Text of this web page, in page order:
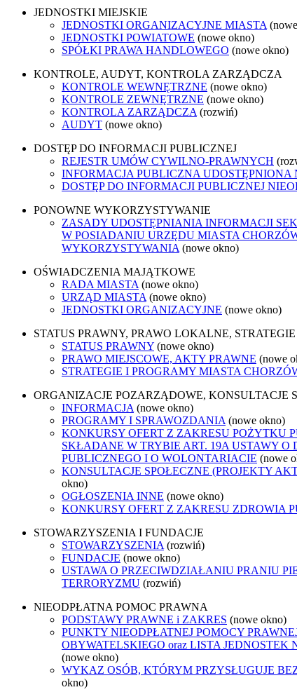
JEDNOSTKI MIEJSKIE
JEDNOSTKI ORGANIZACYJNE MIASTA
JEDNOSTKI POWIATOWE (nowe okno)
SPÓŁKI PRAWA HANDLOWEGO (nowe okno)
KONTROLE, AUDYT, KONTROLA ZARZĄDCZA
KONTROLE WEWNĘTRZNE (nowe okno)
KONTROLE ZEWNĘTRZNE (nowe okno)
KONTROLA ZARZĄDCZA (rozwiń)
AUDYT (nowe okno)
DOSTĘP DO INFORMACJI PUBLICZNEJ
REJESTR UMÓW CYWILNO-PRAWNYCH
INFORMACJA PUBLICZNA UDOSTĘPNIONA
DOSTĘP DO INFORMACJI PUBLICZNEJ
PONOWNE WYKORZYSTYWANIE
ZASADY UDOSTĘPNIANIA INFORMACJI
W POSIADANIU URZĘDU MIASTA
WYKORZYSTYWANIA (nowe okno)
OŚWIADCZENIA MAJĄTKOWE
RADA MIASTA (nowe okno)
URZĄD MIASTA (nowe okno)
JEDNOSTKI ORGANIZACYJNE (nowe okno)
STATUS PRAWNY, PRAWO LOKALNE,
STATUS PRAWNY (nowe okno)
PRAWO MIEJSCOWE, AKTY PRAWNE (nowe
STRATEGIE I PROGRAMY MIASTA
ORGANIZACJE POZARZĄDOWE, KONSULTACJE
INFORMACJA (nowe okno)
PROGRAMY I SPRAWOZDANIA (nowe okno)
KONKURSY OFERT Z ZAKRESU POŻYTKU
SKŁADANE W TRYBIE ART. 19A USTAWY
PUBLICZNEGO I O WOLONTARIACIE (nowe
KONSULTACJE SPOŁECZNE (PROJEKTY
okno)
OGŁOSZENIA INNE (nowe okno)
KONKURSY OFERT Z ZAKRESU ZDROWIA
STOWARZYSZENIA I FUNDACJE
STOWARZYSZENIA (rozwiń)
FUNDACJE (nowe okno)
USTAWA O PRZECIWDZIAŁANIU PRANIU
TERRORYZMU (rozwiń)
NIEODPŁATNA POMOC PRAWNA
PODSTAWY PRAWNE i ZAKRES (nowe okno)
PUNKTY NIEODPŁATNEJ POMOCY
OBYWATELSKIEGO oraz LISTA JEDNOSTEK
(nowe okno)
WYKAZ OSÓB, KTÓRYM PRZYSŁUGUJE
okno)